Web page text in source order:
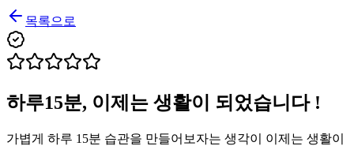
목록으로
하루15분, 이제는 생활이 되었습니다 !
가볍게 하루 15분 습관을 만들어보자는 생각이 이제는 생활이